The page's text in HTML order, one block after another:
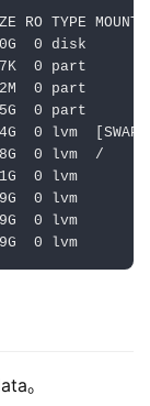
TYPE
0 disk
0 part
0 part
0 part
0 lvm  [SWAP]
0 lvm  /
1G  0 lvm
0 lvm
0 lvm
0 lvm
。